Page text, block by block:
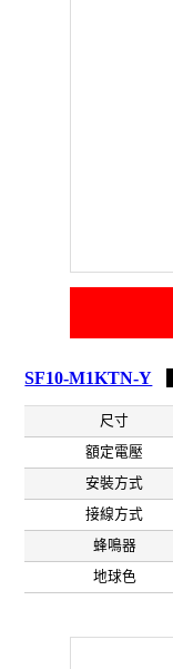
SF10-M1KTN-Y
尺寸
額定電壓
安裝方式
接線方式
蜂鳴器
地球色